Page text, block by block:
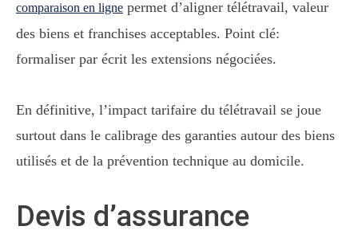
comparaison en ligne permet d’aligner télétravail, valeur
des biens et franchises acceptables. Point clé:
formaliser par écrit les extensions négociées.
En définitive, l’impact tarifaire du télétravail se joue
surtout dans le calibrage des garanties autour des biens
utilisés et de la prévention technique au domicile.
Devis d’assurance